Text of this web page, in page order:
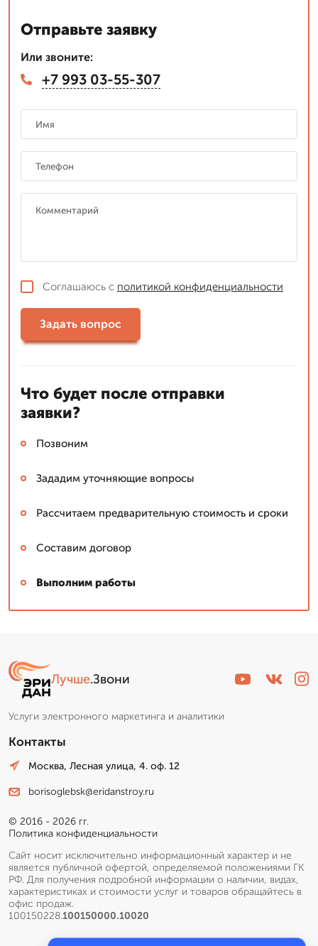
Отправьте заявку
Или звоните:
+7 993 03-55-307
Соглашаюсь с политикой конфиденциальности
Задать вопрос
Что будет после отправки
заявки?
Позвоним
Зададим уточняющие вопросы
Рассчитаем предварительную стоимость и сроки
Составим договор
Выполним работы
Лучше.Звони
Услуги электронного маркетинга и аналитики
Контакты
Москва, Лесная улица, 4. оф. 12
borisoglebsk@eridanstroy.ru
© 2016 - 2026 гг.
Политика конфиденциальности
Сайт носит исключительно информационный характер и не
является публичной офертой, определяемой положениями ГК
РФ. Для получения подробной информации о наличии, видах,
характеристиках и стоимости услуг и товаров обращайтесь в
офис продаж.
100150228.100150000.10020